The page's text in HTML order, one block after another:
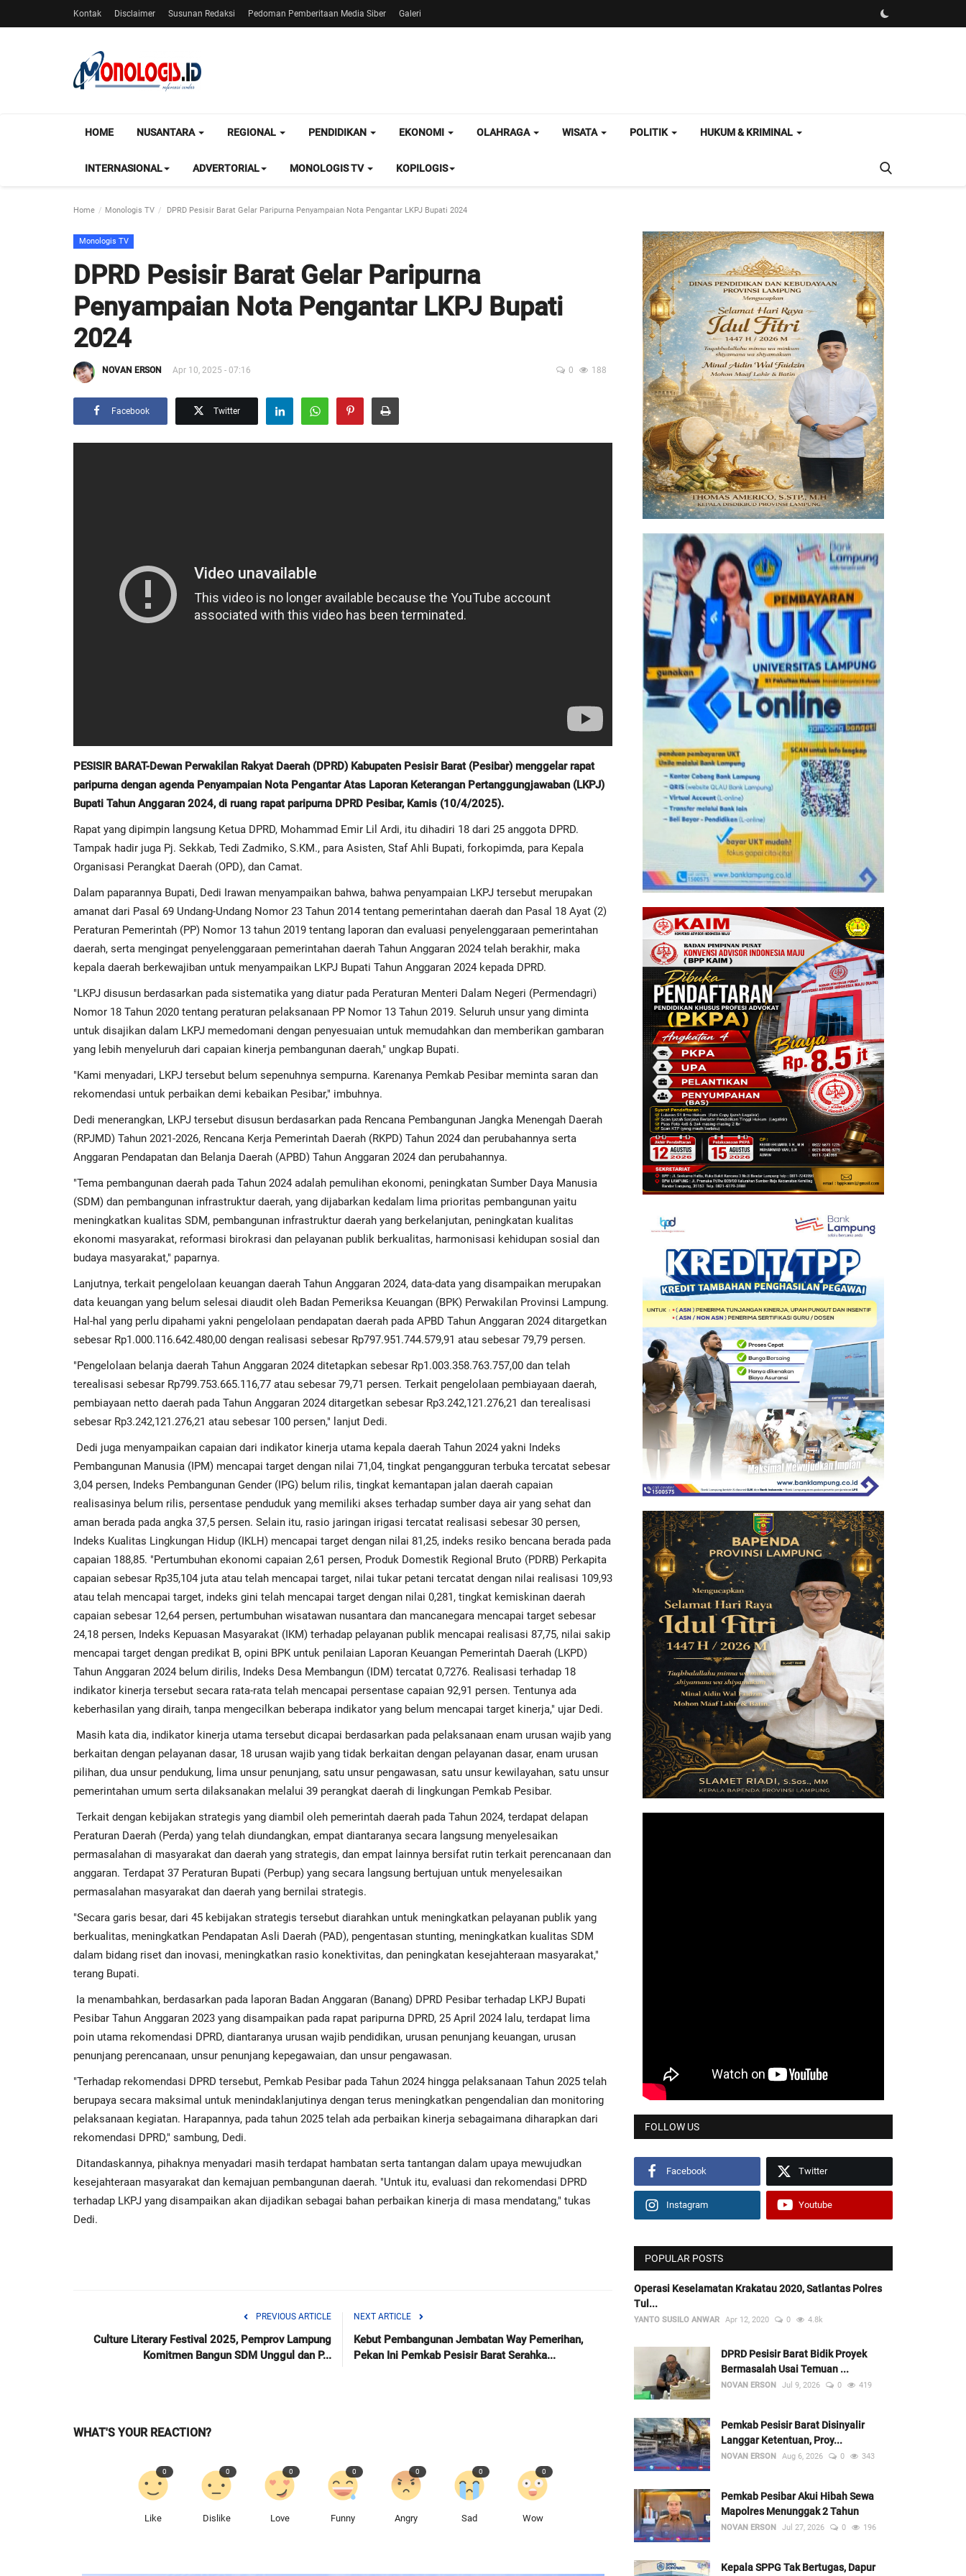
Kontak Disclaimer Susunan Redaksi Pedoman Pemberitaan Media Siber Galeri
HOME NUSANTARA REGIONAL PENDIDIKAN EKONOMI OLAHRAGA WISATA POLITIK HUKUM & KRIMINAL
INTERNASIONAL ADVERTORIAL MONOLOGIS TV KOPILOGIS
Home Monologis TV DPRD Pesisir Barat Gelar Paripurna Penyampaian Nota Pengantar LKPJ Bupati 2024
Monologis TV
DPRD Pesisir Barat Gelar Paripurna
Penyampaian Nota Pengantar LKPJ Bupati
2024
NOVAN ERSON Apr 10, 2025 - 07:16 0 188
Facebook Twitter
PESISIR BARAT-Dewan Perwakilan Rakyat Daerah (DPRD) Kabupaten Pesisir Barat (Pesibar) menggelar rapat
paripurna dengan agenda Penyampaian Nota Pengantar Atas Laporan Keterangan Pertanggungjawaban (LKPJ)
Bupati Tahun Anggaran 2024, di ruang rapat paripurna DPRD Pesibar, Kamis (10/4/2025).
Rapat yang dipimpin langsung Ketua DPRD, Mohammad Emir Lil Ardi, itu dihadiri 18 dari 25 anggota DPRD.
Tampak hadir juga Pj. Sekkab, Tedi Zadmiko, S.KM., para Asisten, Staf Ahli Bupati, forkopimda, para Kepala
Organisasi Perangkat Daerah (OPD), dan Camat.
Dalam paparannya Bupati, Dedi Irawan menyampaikan bahwa, bahwa penyampaian LKPJ tersebut merupakan
amanat dari Pasal 69 Undang-Undang Nomor 23 Tahun 2014 tentang pemerintahan daerah dan Pasal 18 Ayat (2)
Peraturan Pemerintah (PP) Nomor 13 tahun 2019 tentang laporan dan evaluasi penyelenggaraan pemerintahan
daerah, serta mengingat penyelenggaraan pemerintahan daerah Tahun Anggaran 2024 telah berakhir, maka
kepala daerah berkewajiban untuk menyampaikan LKPJ Bupati Tahun Anggaran 2024 kepada DPRD.
"LKPJ disusun berdasarkan pada sistematika yang diatur pada Peraturan Menteri Dalam Negeri (Permendagri)
Nomor 18 Tahun 2020 tentang peraturan pelaksanaan PP Nomor 13 Tahun 2019. Seluruh unsur yang diminta
untuk disajikan dalam LKPJ memedomani dengan penyesuaian untuk memudahkan dan memberikan gambaran
yang lebih menyeluruh dari capaian kinerja pembangunan daerah," ungkap Bupati.
"Kami menyadari, LKPJ tersebut belum sepenuhnya sempurna. Karenanya Pemkab Pesibar meminta saran dan
rekomendasi untuk perbaikan demi kebaikan Pesibar," imbuhnya.
Dedi menerangkan, LKPJ tersebut disusun berdasarkan pada Rencana Pembangunan Jangka Menengah Daerah
(RPJMD) Tahun 2021-2026, Rencana Kerja Pemerintah Daerah (RKPD) Tahun 2024 dan perubahannya serta
Anggaran Pendapatan dan Belanja Daerah (APBD) Tahun Anggaran 2024 dan perubahannya.
"Tema pembangunan daerah pada Tahun 2024 adalah pemulihan ekonomi, peningkatan Sumber Daya Manusia
(SDM) dan pembangunan infrastruktur daerah, yang dijabarkan kedalam lima prioritas pembangunan yaitu
meningkatkan kualitas SDM, pembangunan infrastruktur daerah yang berkelanjutan, peningkatan kualitas
ekonomi masyarakat, reformasi birokrasi dan pelayanan publik berkualitas, harmonisasi kehidupan sosial dan
budaya masyarakat," paparnya.
Lanjutnya, terkait pengelolaan keuangan daerah Tahun Anggaran 2024, data-data yang disampaikan merupakan
data keuangan yang belum selesai diaudit oleh Badan Pemeriksa Keuangan (BPK) Perwakilan Provinsi Lampung.
Hal-hal yang perlu dipahami yakni pengelolaan pendapatan daerah pada APBD Tahun Anggaran 2024 ditargetkan
sebesar Rp1.000.116.642.480,00 dengan realisasi sebesar Rp797.951.744.579,91 atau sebesar 79,79 persen.
"Pengelolaan belanja daerah Tahun Anggaran 2024 ditetapkan sebesar Rp1.003.358.763.757,00 dan telah
terealisasi sebesar Rp799.753.665.116,77 atau sebesar 79,71 persen. Terkait pengelolaan pembiayaan daerah,
pembiayaan netto daerah pada Tahun Anggaran 2024 ditargetkan sebesar Rp3.242,121.276,21 dan terealisasi
sebesar Rp3.242,121.276,21 atau sebesar 100 persen," lanjut Dedi.
Dedi juga menyampaikan capaian dari indikator kinerja utama kepala daerah Tahun 2024 yakni Indeks
Pembangunan Manusia (IPM) mencapai target dengan nilai 71,04, tingkat pengangguran terbuka tercatat sebesar
3,04 persen, Indeks Pembangunan Gender (IPG) belum rilis, tingkat kemantapan jalan daerah capaian
realisasinya belum rilis, persentase penduduk yang memiliki akses terhadap sumber daya air yang sehat dan
aman berada pada angka 37,5 persen. Selain itu, rasio jaringan irigasi tercatat realisasi sebesar 30​ persen,
Indeks Kualitas Lingkungan Hidup (IKLH) mencapai target dengan nilai 81,25, indeks resiko bencana​ berada pada
capaian 188,85. "Pertumbuhan ekonomi capaian 2,61 persen, Produk Domestik Regional Bruto (PDRB) Perkapita
capaian sebesar Rp35,104 juta atau telah mencapai target, nilai tukar petani tercatat dengan nilai realisasi 109,93
atau telah mencapai target, indeks gini​ telah mencapai target dengan nilai 0,281, tingkat kemiskinan daerah
capaian sebesar 12,64 persen, pertumbuhan wisatawan nusantara dan mancanegara mencapai target sebesar
24,18 persen, Indeks Kepuasan Masyarakat (IKM) terhadap pelayanan publik mencapai realisasi 87,75, nilai sakip
mencapai target dengan predikat B, opini BPK untuk penilaian Laporan Keuangan Pemerintah Daerah (LKPD)
Tahun Anggaran 2024 belum dirilis, Indeks Desa Membangun (IDM) tercatat 0,7276. Realisasi terhadap 18
indikator kinerja tersebut secara rata-rata telah mencapai persentase capaian 92,91 persen. Tentunya ada
keberhasilan yang diraih, tanpa mengecilkan beberapa indikator yang belum mencapai target kinerja," ujar Dedi.
Masih kata dia, indikator kinerja utama tersebut dicapai berdasarkan pada pelaksanaan enam urusan wajib yang
berkaitan dengan pelayanan dasar, 18 urusan wajib yang tidak berkaitan dengan pelayanan dasar, enam urusan
pilihan, dua unsur pendukung, lima unsur penunjang, satu unsur pengawasan, satu unsur kewilayahan, satu unsur
pemerintahan umum serta dilaksanakan melalui 39 perangkat daerah di lingkungan Pemkab Pesibar.
Terkait dengan kebijakan strategis yang diambil oleh pemerintah daerah pada Tahun 2024, terdapat delapan
Peraturan Daerah (Perda) yang telah diundangkan, empat diantaranya secara langsung menyelesaikan
permasalahan di masyarakat dan daerah yang strategis, dan empat lainnya bersifat rutin terkait perencanaan dan
anggaran. Terdapat 37 Peraturan Bupati (Perbup) yang secara langsung bertujuan untuk menyelesaikan
permasalahan masyarakat dan daerah yang bernilai strategis.
"Secara garis besar, dari 45 kebijakan strategis tersebut diarahkan untuk meningkatkan pelayanan publik yang
berkualitas, meningkatkan Pendapatan Asli Daerah (PAD), pengentasan stunting, meningkatkan kualitas SDM
dalam bidang riset dan inovasi, meningkatkan rasio konektivitas, dan peningkatan kesejahteraan masyarakat,"
terang Bupati.
Ia menambahkan, berdasarkan pada laporan Badan Anggaran (Banang) DPRD Pesibar terhadap LKPJ Bupati
Pesibar Tahun Anggaran 2023 yang disampaikan pada rapat paripurna DPRD, 25 April 2024 lalu, terdapat lima
poin utama rekomendasi DPRD, diantaranya urusan wajib pendidikan, urusan penunjang keuangan, urusan
penunjang perencanaan, unsur penunjang kepegawaian, dan unsur pengawasan.
"Terhadap rekomendasi DPRD tersebut, Pemkab Pesibar pada Tahun 2024 hingga pelaksanaan Tahun 2025 telah
berupaya secara maksimal untuk menindaklanjutinya dengan terus meningkatkan pengendalian dan monitoring
pelaksanaan kegiatan. Harapannya, pada tahun 2025 telah ada perbaikan kinerja sebagaimana diharapkan dari
rekomendasi DPRD," sambung, Dedi.
Ditandaskannya, pihaknya menyadari masih terdapat hambatan serta tantangan dalam upaya mewujudkan
kesejahteraan masyarakat dan kemajuan pembangunan daerah. "Untuk itu, evaluasi dan rekomendasi DPRD
terhadap LKPJ yang disampaikan akan dijadikan sebagai bahan perbaikan kinerja di masa mendatang," tukas
Dedi.
PREVIOUS ARTICLE
Culture Literary Festival 2025, Pemprov Lampung
Komitmen Bangun SDM Unggul dan P...
NEXT ARTICLE
Kebut Pembangunan Jembatan Way Pemerihan,
Pekan Ini Pemkab Pesisir Barat Serahka...
WHAT'S YOUR REACTION?
Like
0
Dislike
0
Love
0
Funny
0
Angry
0
Sad
0
Wow
0
FOLLOW US
Facebook Twitter
Instagram Youtube
POPULAR POSTS
Operasi Keselamatan Krakatau 2020, Satlantas Polres
Tul...
YANTO SUSILO ANWAR Apr 12, 2020 0 4.8k
DPRD Pesisir Barat Bidik Proyek
Bermasalah Usai Temuan ...
NOVAN ERSON Jul 9, 2026 0 419
Pemkab Pesisir Barat Disinyalir
Langgar Ketentuan, Proy...
NOVAN ERSON Aug 6, 2026 0 343
Pemkab Pesibar Akui Hibah Sewa
Mapolres Menunggak 2 Tahun
NOVAN ERSON Jul 27, 2026 0 196
Kepala SPPG Tak Bertugas, Dapur